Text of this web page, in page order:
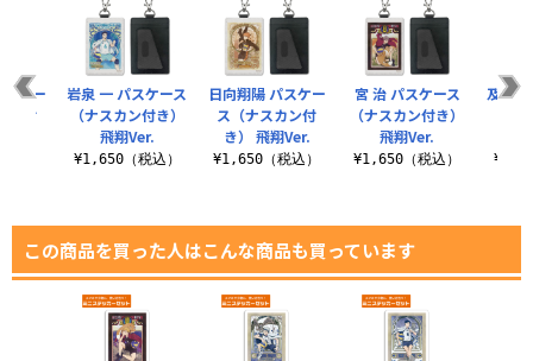
日向翔陽 パスケー
ス（ナスカン付
き） 飛翔Ver.
¥1,650（税込）
宮 治 パスケース
（ナスカン付き）
飛翔Ver.
¥1,650（税込）
及川
ケー
ン付
岩泉 一 パスケース
（ナスカン付き）
飛翔Ver.
¥1,650（税込）
この商品を買った人はこんな商品も買っています